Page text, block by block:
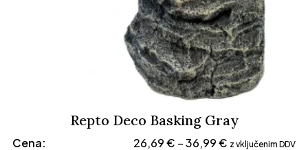
Repto Deco Basking Gray
Cena: 26,69€ – 36,99€ Cenovni
z vključenim DDV